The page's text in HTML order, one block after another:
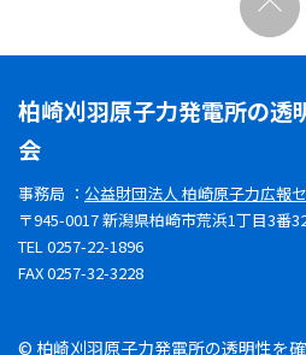
柏崎刈羽原子力発電所の透
会
事務局 ： 公益財団法人 柏崎原子力広報
〒945-0017 新潟県柏崎市荒浜1丁目3番
TEL 0257-22-1896
FAX 0257-32-3228
© 柏崎刈羽原子力発電所の透明性を